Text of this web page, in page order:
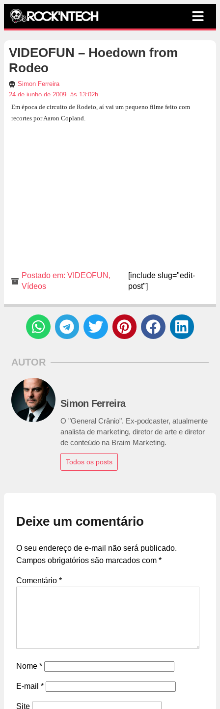
VIDEOFUN – Hoedown from
Rodeo
Simon Ferreira
24 de junho de 2009, às 13:02h
Em época de circuito de Rodeio, aí vai um pequeno filme feito com
recortes por Aaron Copland.
Postado em: VIDEOFUN ,
Vídeos
[include slug="edit-
post"]
AUTOR
Simon Ferreira
O "General Crânio". Ex-podcaster, atualmente
analista de marketing, diretor de arte e diretor
de conteúdo na Braim Marketing.
Todos os posts
Deixe um comentário
O seu endereço de e-mail não será publicado.
Campos obrigatórios são marcados com *
Comentário *
Nome *
E-mail *
Site